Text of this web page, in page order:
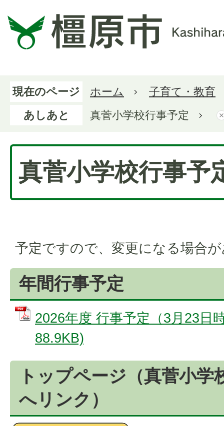
現在のページ ホーム
子育て・教育
あしあと
真菅小学校行事予定
真菅小学校行事予
予定ですので、変更になる場合
年間行事予定
2026年度 行事予定（3月23日
88.9KB)
トップページ（真菅小学
へリンク）